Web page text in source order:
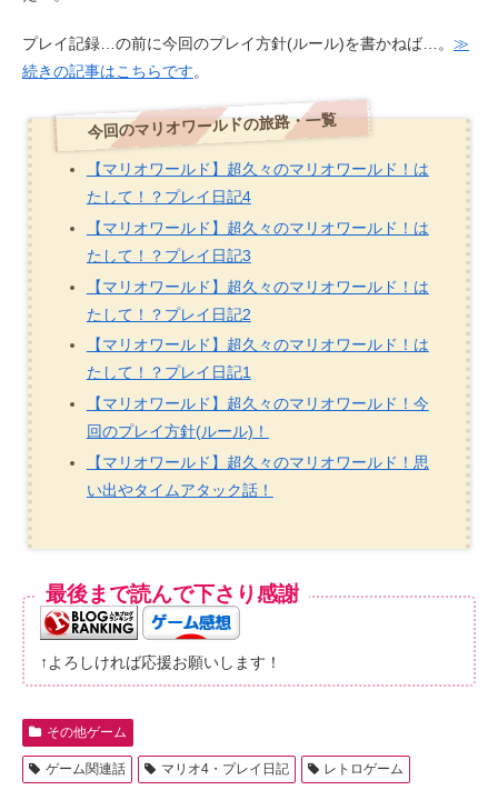
プレイ記録…の前に今回のプレイ方針(ルール)を書かねば…。 ≫
続きの記事はこちらです。
今回のマリオワールドの旅路・一覧
【マリオワールド】超久々のマリオワールド！は
たして！？プレイ日記4
【マリオワールド】超久々のマリオワールド！は
たして！？プレイ日記3
【マリオワールド】超久々のマリオワールド！は
たして！？プレイ日記2
【マリオワールド】超久々のマリオワールド！は
たして！？プレイ日記1
【マリオワールド】超久々のマリオワールド！今
回のプレイ方針(ルール)！
【マリオワールド】超久々のマリオワールド！思
い出やタイムアタック話！
最後まで読んで下さり感謝
↑よろしければ応援お願いします！
その他ゲーム
ゲーム関連話 マリオ4・プレイ日記 レトロゲーム